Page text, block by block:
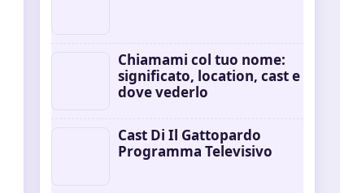
Chiamami col tuo nome:
significato, location, cast e
dove vederlo
Cast Di Il Gattopardo
Programma Televisivo